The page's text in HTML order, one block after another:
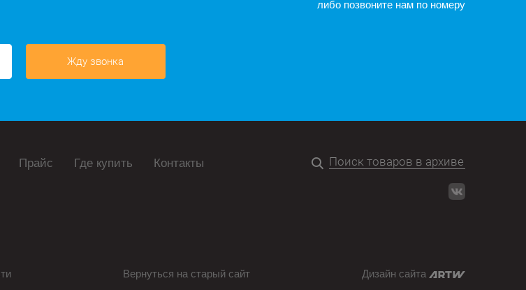
либо позвоните нам по номеру
Жду звонка
Прайс Где купить Контакты
Вернуться на старый сайт Дизайн сайта